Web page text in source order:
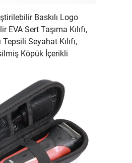
Baskılı Logo
EVA Sert Taşıma Kılıfı,
Tepsili Seyahat Kılıfı,
Köpük İçerikli